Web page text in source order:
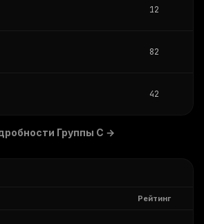
12
82
42
Группы C →
Рейтинг